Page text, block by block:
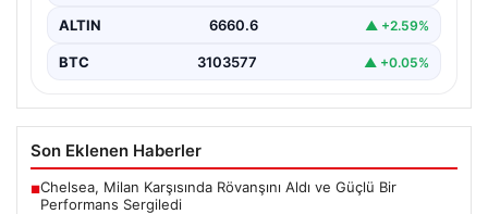
ALTIN 6660.6 ▲ +2.59%
BTC 3103577 ▲ +0.05%
Son Eklenen Haberler
■Chelsea, Milan Karşısında Rövanşını Aldı ve Güçlü Bir
Performans Sergiledi